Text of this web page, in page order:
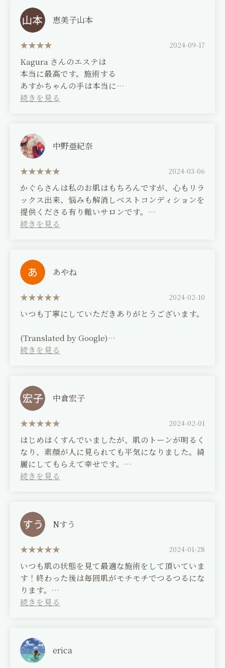
best plan to suit my skin's condition at that time
and conditions it for me. My skin has become so
She lives far away now, but she still listens to
my skin concerns with photos and gives me
kind advice on what to do to improve it. I can't
thank Asuka enough!! Thank you so much!
Since I started going there, my skin has been in
much better condition, and I enjoy putting on
makeup.
better, which makes home care easier.
恵美子山本
2024-09-17
Kagura さんのエステは
本当に最高です。施術する
あすかちゃんの手は本当に
女性の肌を整えてくれる
マッサージをしてくれるサロン
大好きなサロンです。
(Translated by Google)
Kagura's beauty salon is truly the best. I
believe Asuka's hands, who perform the
treatments, are truly divine, able to condition a
woman's skin. I love this salon because it
provides such a relaxing and soothing massage.
中野亜紀奈
2024-03-06
かぐらさんは私のお肌はもちろんですが、心もリラ
ックス出来、悩みも解消しベストコンディションを
提供くださる有り難いサロンです。
いつもお客さまファーストで親切、丁寧な施術はど
(Translated by Google)
Kagura is a salon I'm grateful to for not only
taking care of my skin, but also for relaxing my
mind, resolving my concerns, and leaving me in
the best possible condition.
The salon always puts the customer first, and
their friendly, careful treatment is second to
none. The owner's personality, which is
あやね
2024-02-10
いつも丁寧にしていただきありがとうございます。
(Translated by Google)
Thank you for your consistently courteous
中倉宏子
2024-02-01
はじめはくすんでいましたが、肌のトーンが明るく
なり、素顔が人に見られても平気になりました。綺
麗にしてもらえて幸せです。
has brightened and I feel comfortable having
people see my bare face. I'm so happy that I
was able to have my skin made beautiful.
Nすう
2024-01-28
いつも肌の状態を見て最適な施術をして頂いていま
す！終わった後は毎回肌がモチモチでつるつるにな
ります。
これからもずっと通い続けます。いつもお手入れあ
(Translated by Google)
They always check the condition of my skin and
provide the best treatment possible! My skin
erica